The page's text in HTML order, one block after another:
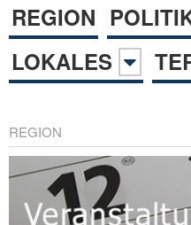
REGION
LOKALES
REGION